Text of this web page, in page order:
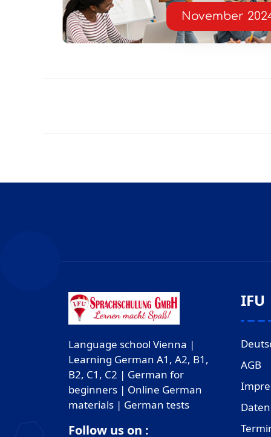
November
Language school Vienna |
Learning German A1, A2, B1,
B2, C1, C2 | German for
beginners | Online German
materials | German tests
Follow us on :
IFU
AGB